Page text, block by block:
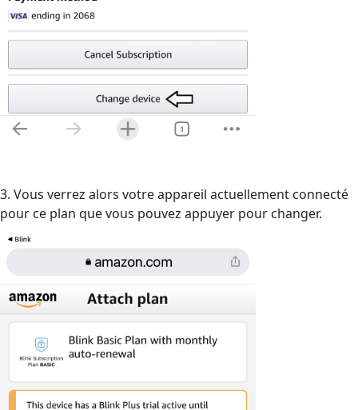
3. Vous verrez alors votre appareil actuellement connecté
pour ce plan que vous pouvez appuyer pour changer.